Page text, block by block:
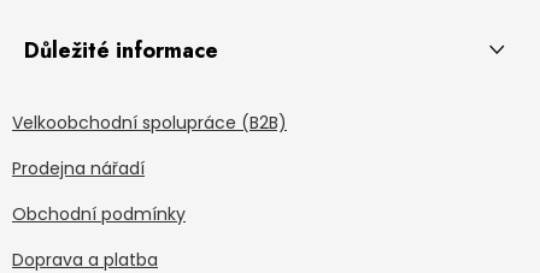
Důležité informace
Velkoobchodní spolupráce (B2B)
Prodejna nářadí
Obchodní podmínky
Doprava a platba